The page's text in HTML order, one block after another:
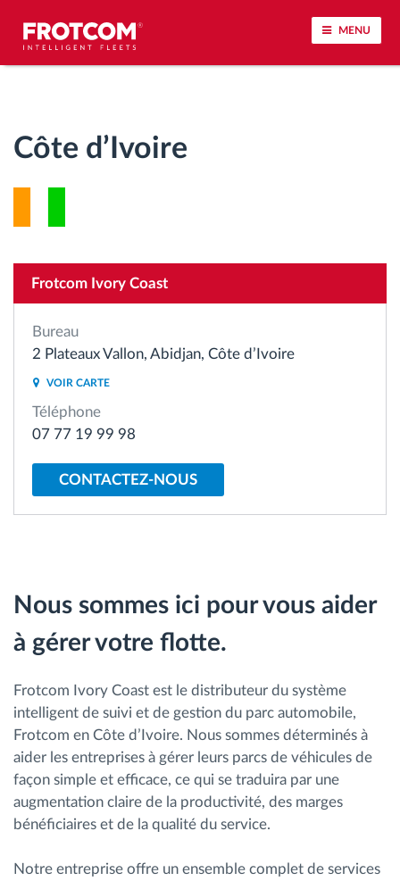
MENU
Gestion de carburant
Planification et suivi d'itinéraire
Identification automatique du conducteur
d'activité de flotte
Calculatrice d’économies
Côte d’Ivoire
Frotcom Ivory Coast
Bureau
2 Plateaux Vallon, Abidjan, Côte d’Ivoire
VOIR CARTE
Téléphone
07 77 19 99 98
CONTACTEZ-NOUS
Nous sommes ici pour vous aider
à gérer votre flotte.
Frotcom Ivory Coast est le distributeur du système
intelligent de suivi et de gestion du parc automobile,
Frotcom en Côte d’Ivoire. Nous sommes déterminés à
aider les entreprises à gérer leurs parcs de véhicules de
façon simple et efficace, ce qui se traduira par une
augmentation claire de la productivité, des marges
bénéficiaires et de la qualité du service.
Notre entreprise offre un ensemble complet de services